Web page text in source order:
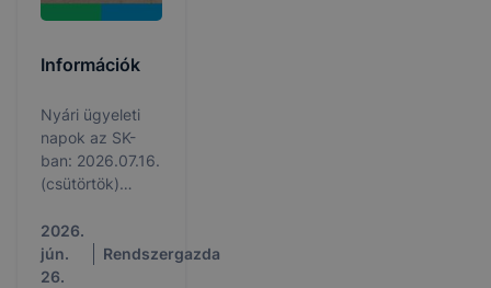
Információk
Nyári ügyeleti
napok az SK-
ban: 2026.07.16.
(csütörtök)
2026.08.06.
(csütörtök)
9:00-13:00;
2026.
jún.
26.
Rendszergazda